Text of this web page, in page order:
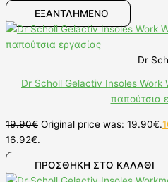
ΕΞΑΝΤΛΗΜΕΝΟ
Dr
Dr Scholl Gelactiv Insoles Work
παπούτσια
19.90€ Original price was: 19.90€.
16.92€.
ΠΡΟΣΘΉΚΗ ΣΤΟ ΚΑΛΆΘΙ